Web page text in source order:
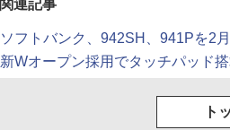
関連記事
ソフトバンク、942SH、941Pを2
新Wオープン採用でタッチパッド
ト